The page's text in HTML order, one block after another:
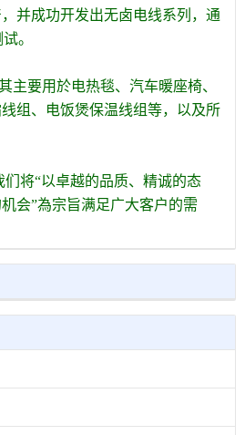
并成功开发出无卤电线系列，通
。
主要用於电热毯、汽车暖座椅、
组、电饭煲保温线组等，以及所
将“以卓越的品质、精诚的态
会”為宗旨满足广大客户的需